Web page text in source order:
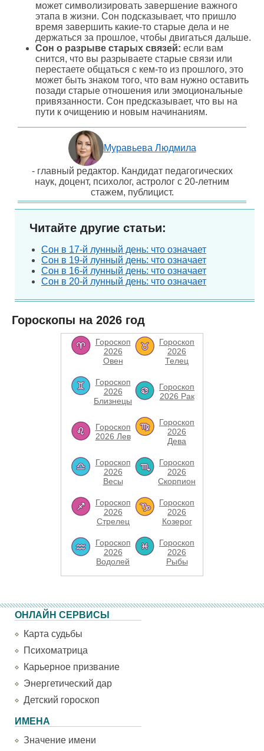
может символизировать завершение важного
этапа в жизни. Сон подсказывает, что пришло
время завершить какие-то старые дела и не
держаться за прошлое, чтобы двигаться дальше.
Сон о разрыве старых связей: если вам
снится, что вы разрываете старые связи или
перестаете общаться с кем-то из прошлого, это
может быть знаком того, что вам нужно оставить
позади старые отношения или эмоциональные
привязанности. Сон предсказывает, что вы на
пути к очищению и новым начинаниям.
Муравьева Людмила
- главный редактор. Кандидат педагогических
наук, доцент, психолог, астролог с 20-летним
стажем, публицист.
Читайте другие статьи:
Сон в 17-й лунный день: что означает
Сон в 19-й лунный день: что означает
Сон в 16-й лунный день: что означает
Сон в 20-й лунный день: что означает
Гороскопы на 2026 год
Гороскоп
2026
Овен
Гороскоп
2026
Телец
Гороскоп
2026
Близнецы
Гороскоп
2026 Рак
Гороскоп
2026 Лев
Гороскоп
2026
Дева
Гороскоп
2026
Весы
Гороскоп
2026
Скорпион
Гороскоп
2026
Стрелец
Гороскоп
2026
Козерог
Гороскоп
2026
Водолей
Гороскоп
2026
Рыбы
ОНЛАЙН СЕРВИСЫ
Карта судьбы
Психоматрица
Карьерное призвание
Энергетический дар
Детский гороскоп
ИМЕНА
Значение имени